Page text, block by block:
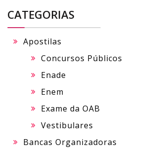
CATEGORIAS
Apostilas
Concursos Públicos
Enade
Enem
Exame da OAB
Vestibulares
Bancas Organizadoras